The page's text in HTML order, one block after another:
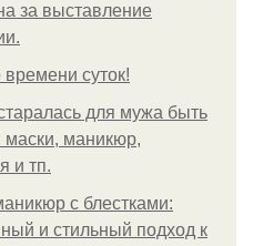
за выставление
времени суток!
для мужа быть
маски, маникюр,
и тп.
с блестками:
и стильный подход к